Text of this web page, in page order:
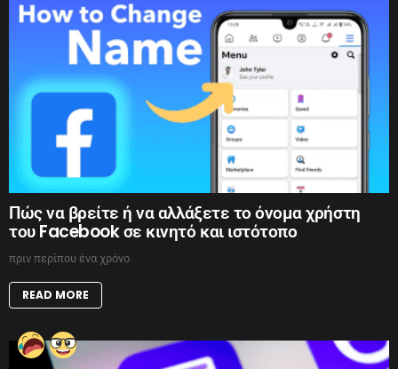
Πώς να βρείτε ή να αλλάξετε το όνομα χρήστη
του Facebook σε κινητό και ιστότοπο
πριν περίπου ένα χρόνο
READ MORE